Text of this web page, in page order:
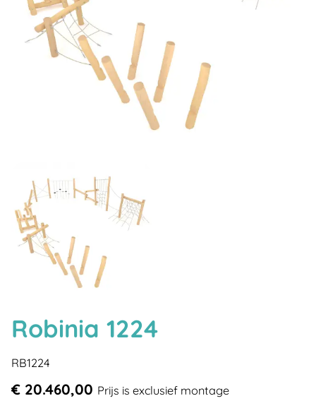
Robinia 1224
RB1224
€ 20.460,00 Prijs is exclusief montage